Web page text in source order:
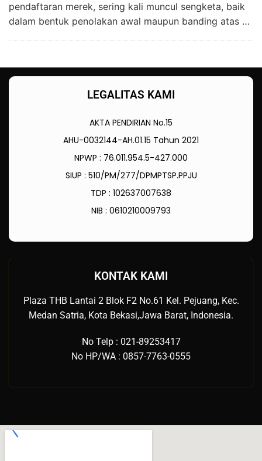
pendaftaran merek, sering kali muncul sengketa, baik
dalam bentuk penolakan awal maupun banding atas …
LEGALITAS KAMI
AKTA PENDIRIAN No.15
AHU-0032144-AH.01.15 Tahun 2021
NPWP : 76.011.954.5-427.000
SIUP : 510/PM/277/DPMPTSP.PPJU
TDP : 102637007638
NIB : 0610210009793
KONTAK KAMI
Plaza THB Lantai 2 Blok F2 No.61 Kel. Pejuang, Kec.
Medan Satria, Kota Bekasi,Jawa Barat, Indonesia.
No Telp : 021-89253417
No HP/WA : 0857-7763-0555